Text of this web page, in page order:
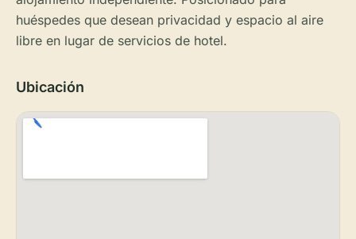
huéspedes que desean privacidad y espacio al aire
libre en lugar de servicios de hotel.
Ubicación